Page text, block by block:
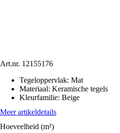
Art.nr. 12155176
Tegeloppervlak: Mat
Materiaal: Keramische tegels
Kleurfamilie: Beige
Meer artikeldetails
Hoeveelheid (m²)